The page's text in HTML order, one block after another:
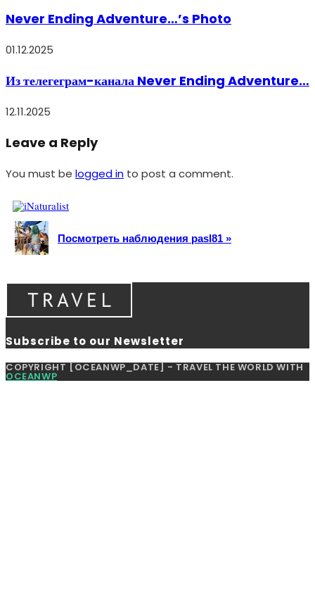
Never Ending Adventure…’s Photo
01.12.2025
Из телегеграм-канала Never Ending Adventure…
12.11.2025
Leave a Reply
You must be logged in to post a comment.
Посмотреть наблюдения pasl81 »
Subscribe to our Newsletter
COPYRIGHT [OCEANWP_DATE] - TRAVEL THE WORLD WITH
OCEANWP